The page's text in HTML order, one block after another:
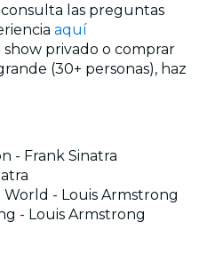
consulta las preguntas
aquí
show privado o comprar
(30+ personas), haz
- Frank Sinatra
- Louis Armstrong
- Louis Armstrong